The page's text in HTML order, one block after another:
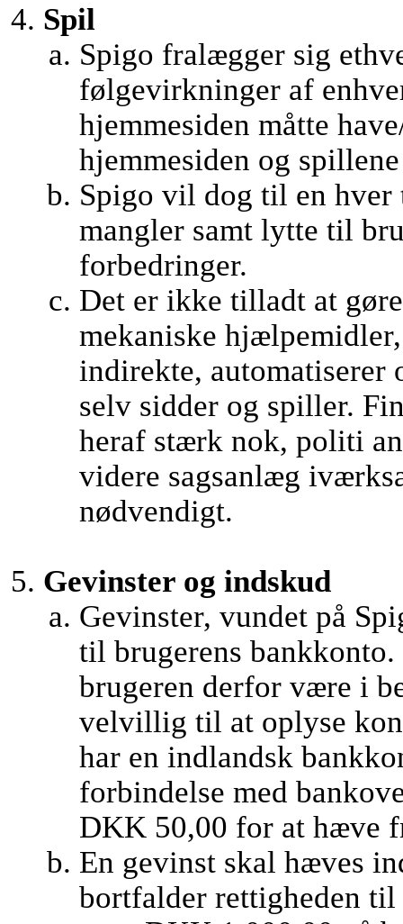
Spil
Spigo fralægger sig
følgevirkninger af
hjemmesiden måtte
hjemmesiden og
Spigo vil dog til en hver
mangler samt lytte til
forbedringer.
Det er ikke tilladt at
mekaniske
indirekte, automatiserer
selv sidder og spiller.
heraf stærk nok, politi
videre sagsanlæg
nødvendigt.
Gevinster og indskud
Gevinster, vundet på
til brugerens
brugeren derfor være i
velvillig til at oplyse
har en indlandsk
forbindelse med
DKK 50,00 for at hæve
En gevinst skal hæves
bortfalder rettigheden til